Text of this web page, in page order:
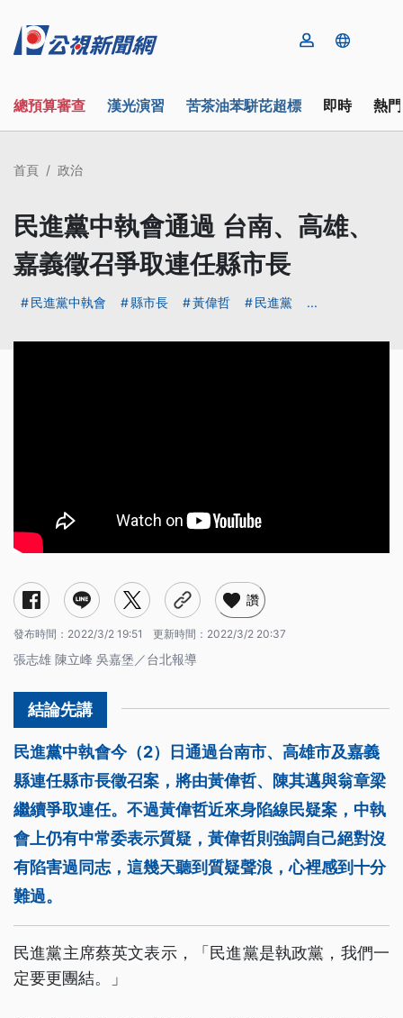
總預算審查 漢光演習 苦茶油苯駢芘超標 即時 熱
首頁 政治
民進黨中執會通過 台南、高雄、
嘉義徵召爭取連任縣市長
民進黨中執會 縣市長 黃偉哲 民進黨 ...
讚
發布時間： 2022/3/2 19:51 更新時間： 2022/3/2 20:37
張志雄 陳立峰 吳嘉堡／台北報導
民進黨中執會今（2）日通過台南市、高雄市及嘉義
縣連任縣市長徵召案，將由黃偉哲、陳其邁與翁章梁
繼續爭取連任。不過黃偉哲近來身陷線民疑案，中執
會上仍有中常委表示質疑，黃偉哲則強調自己絕對沒
有陷害過同志，這幾天聽到質疑聲浪，心裡感到十分
難過。
民進黨主席蔡英文表示，「民進黨是執政黨，我們一
定要更團結。」